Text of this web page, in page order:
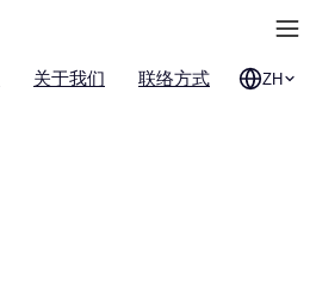
关于我们 联络方式 ZH